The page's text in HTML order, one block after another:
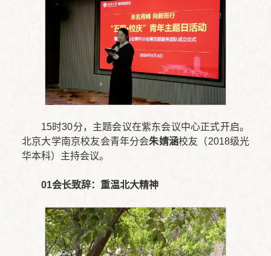
15时30分，主题会议在紫东会议中心正式开启。
北京大学南京校友会青年分会朱婧涵校友（2018级光
华本科）主持会议。
01会长致辞：重温北大精神